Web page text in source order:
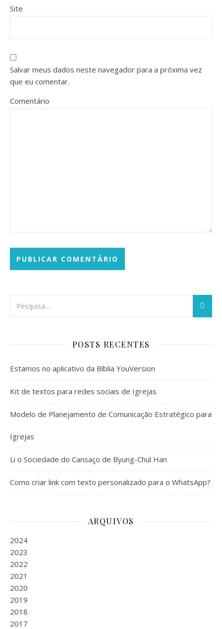
Site
Salvar meus dados neste navegador para a próxima vez
que eu comentar.
Comentário
POSTS RECENTES
Estamos no aplicativo da Bíblia YouVersion
Kit de textos para redes sociais de Igrejas
Modelo de Planejamento de Comunicação Estratégico para
Igrejas
Li o Sociedade do Cansaço de Byung-Chul Han
Como criar link com texto personalizado para o WhatsApp?
ARQUIVOS
2024
2023
2022
2021
2020
2019
2018
2017